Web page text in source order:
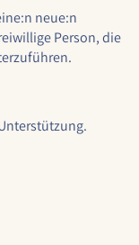
neue:n
Person, die